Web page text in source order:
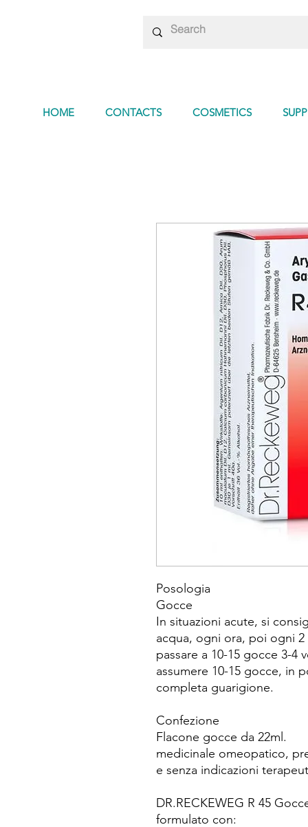
HOME CONTACTS COSMETICS
Posologia
Gocce
In situazioni acute, si
acqua, ogni ora, poi ogni
passare a 10-15 gocce 3-
assumere 10-15 gocce, in
completa guarigione.
Confezione
Flacone gocce da 22ml.
medicinale omeopatico,
e senza indicazioni
DR.RECKEWEG R 45
formulato con: